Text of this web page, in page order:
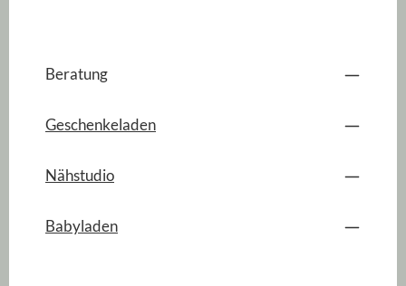
Beratung
Geschenkeladen
Nähstudio
Babyladen